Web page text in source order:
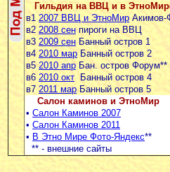
Гильдия на ВВЦ и в
в1 2007 ВВЦ и ЭтноМир Акимов-
в22008 сенпироги на ВВЦ
в3 2009 сен Банный остров 1
в4 2010 мар Банный остров 2
в52010 апр Бан. остров Форум**
в6 2010 окт Банный остров 4
в7 2011 марБанный остров 5
Салон каминов и ЭтноМир
• Салон Каминов 2007
• Салон Каминов 2011
• В Этно Мире Фото-Яндекс**
** - внешние сайты